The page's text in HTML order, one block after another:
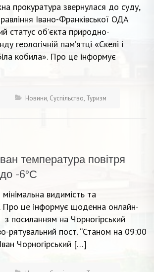
прокуратура звернулася до суду,
Івано-Франківської ОДА
статус об’єкта природно-
геологічній пам’ятці «Скелі і
кобила». Про це інформує
Новини, Суспільство, Туризм
температура повітря
-6°С
мінімальна видимість та
Про це інформує щоденна онлайн-
з посиланням на Чорногірський
рятувальний пост. “Станом на 09:00
Чорногірський […]